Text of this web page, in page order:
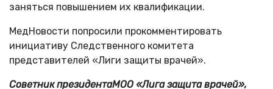
заняться повышением их квалификации.
МедНовости попросили прокомментировать
инициативу Следственного комитета
представителей «Лиги защиты врачей».
Советник президентаМОО «Лига защита врачей»,